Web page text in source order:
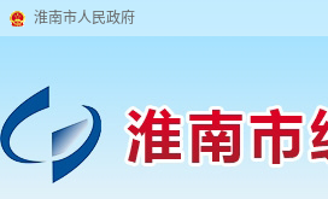
淮南市人民政府